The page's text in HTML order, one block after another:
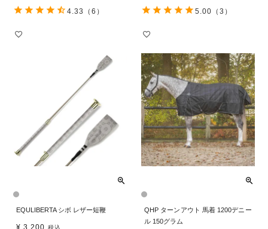
4.33 （6） 5.00 （3）
EQULIBERTA シボ レザー短鞭
税込
QHP ターンアウト 馬着 1200デニー
ル 150グラム